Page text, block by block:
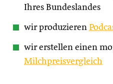
Ihres Bundeslandes
wir produzieren
wir erstellen einen
Milchpreisvergleich